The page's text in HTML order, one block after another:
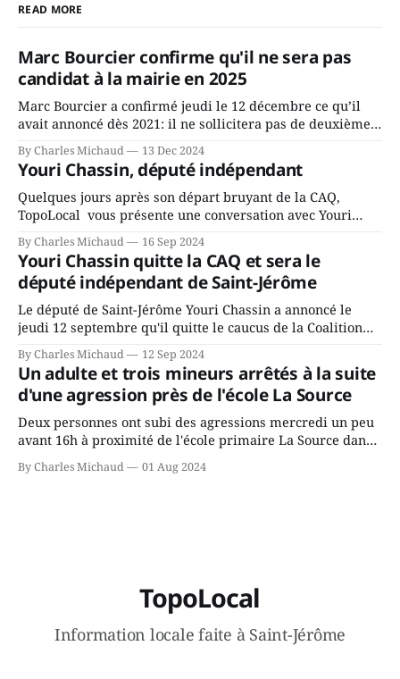
READ MORE
Marc Bourcier confirme qu'il ne sera pas
candidat à la mairie en 2025
Marc Bourcier a confirmé jeudi le 12 décembre ce qu’il
avait annoncé dès 2021: il ne sollicitera pas de deuxième
fait l’annonce en s’adressant aux employés de la ville,
rassemblés en soirée pour leur traditionnel souper
By Charles Michaud 13 Dec 2024
Youri Chassin, député indépendant
Quelques jours après son départ bruyant de la CAQ,
TopoLocal vous présente une conversation avec Youri
depuis longtemps? Sera-t-il candidat indépendant dans 2
ans? Joindrait-il un autre parti, par exemple les
conservateurs d’Éric Duhaime? Que lui
By Charles Michaud 16 Sep 2024
Youri Chassin quitte la CAQ et sera le
député indépendant de Saint-Jérôme
Le député de Saint-Jérôme Youri Chassin a annoncé le
jeudi 12 septembre qu'il quitte le caucus de la Coalition
gouvernement de la CAQ, surtout de son incapacité, qu'il
juge chronique, à offrir des
By Charles Michaud 12 Sep 2024
Un adulte et trois mineurs arrêtés à la suite
d'une agression près de l'école La Source
Deux personnes ont subi des agressions mercredi un peu
avant 16h à proximité de l'école primaire La Source dans
victimes aurait été écrasée sous un véhicule et aspergée
By Charles Michaud 01 Aug 2024
TopoLocal
Information locale faite à Saint-Jérôme